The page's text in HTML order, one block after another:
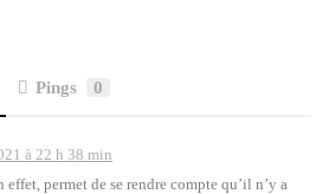
Pings 0
à 22 h 38 min
effet, per­met de se rendre compte qu’il n’y a